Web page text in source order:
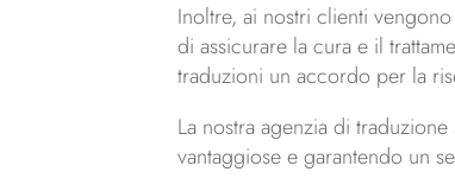
Inoltre, ai nostri clienti
di assicurare la cura e il
traduzioni un accordo per la
La nostra agenzia di
vantaggiose e garantendo un